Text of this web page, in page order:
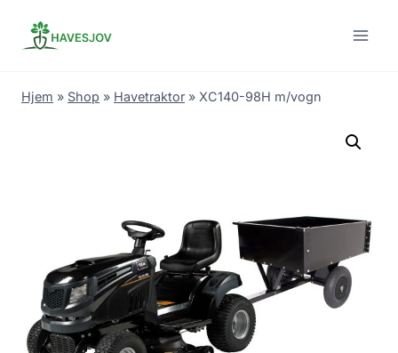
Hjem » Shop » Havetraktor » XC140-98H m/vogn